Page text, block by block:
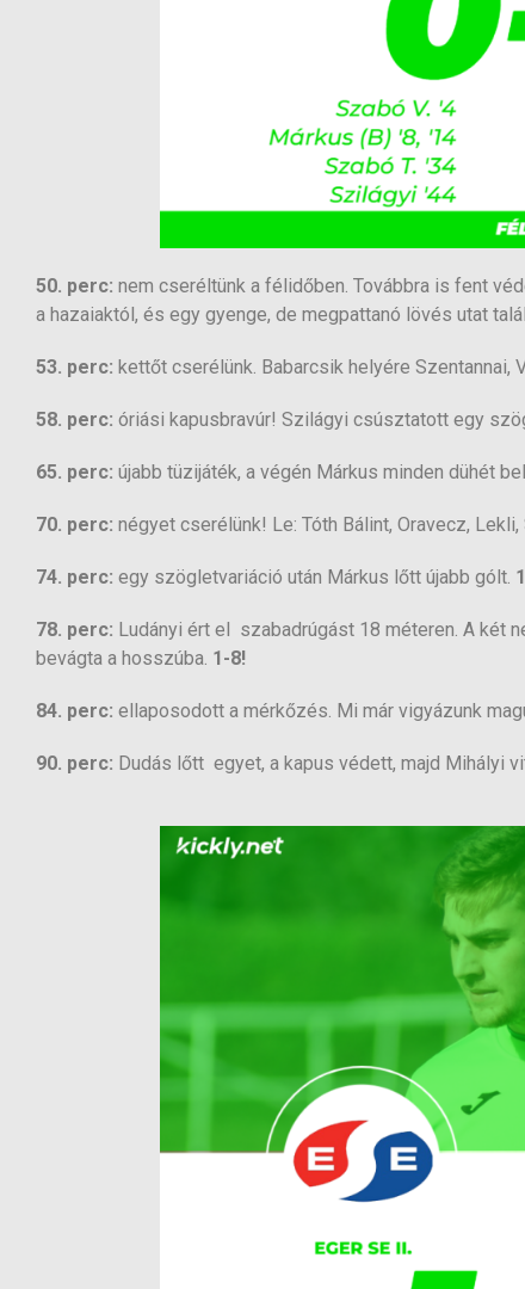
50. perc: nem cseréltünk a félidőben. Továbbra is fent
a hazaiaktól, és egy gyenge, de megpattanó lövés utat
53. perc: kettőt cserélünk. Babarcsik helyére Szentannai,
58. perc: óriási kapusbravúr! Szilágyi csúsztatott egy
65. perc: újabb tüzijáték, a végén Márkus minden dühét
70. perc: négyet cserélünk! Le: Tóth Bálint, Oravecz,
74. perc: egy szögletvariáció után Márkus lőtt újabb gólt.
78. perc: Ludányi ért el szabadrúgást 18 méteren. A két
bevágta a hosszúba. 1-8!
84. perc: ellaposodott a mérkőzés. Mi már vigyázunk
90. perc: Dudás lőtt egyet, a kapus védett, majd Mihályi